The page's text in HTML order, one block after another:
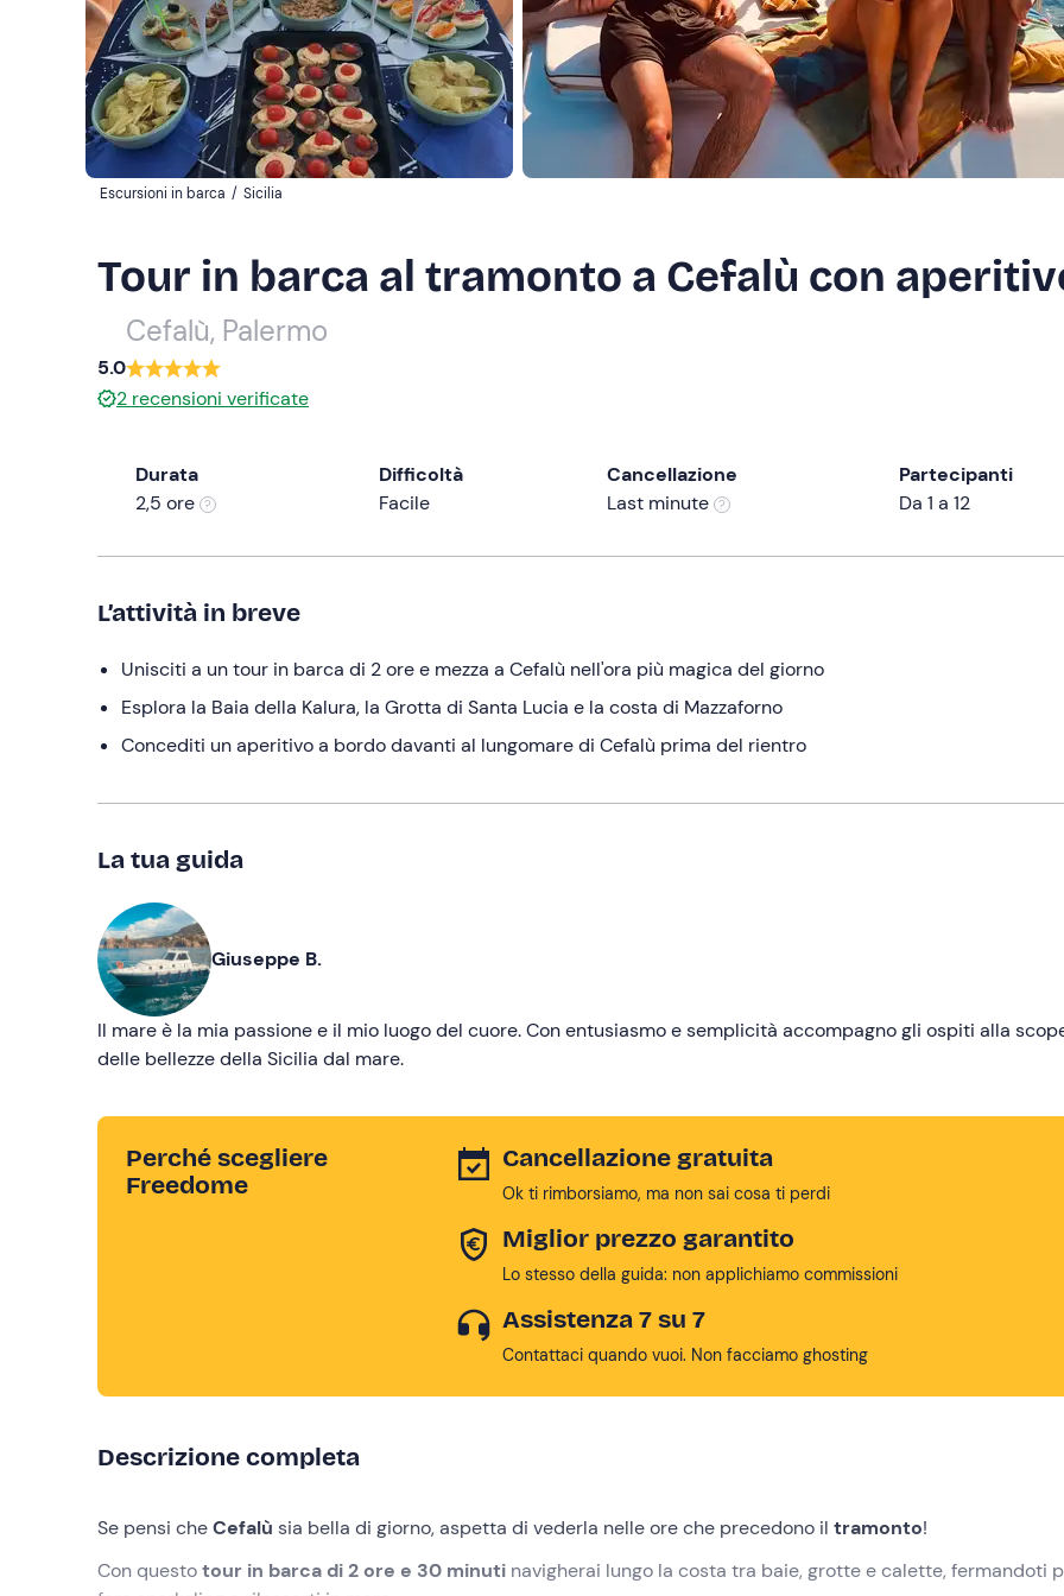
Escursioni in barca / Sicilia
Tour in barca al tramonto a Cefalù con
Cefalù, Palermo
5.0
2 recensioni verificate
Durata
2,5 ore
Difficoltà
Facile
Cancellazione
Last minute
Partecipanti
Da 1 a 12
L’attività in breve
Unisciti a un tour in barca di 2 ore e mezza a Cefalù nell'ora più magica del giorno
Esplora la Baia della Kalura, la Grotta di Santa Lucia e la costa di Mazzaforno
Concediti un aperitivo a bordo davanti al lungomare di Cefalù prima del rientro
La tua guida
Giuseppe B.
Il mare è la mia passione e il mio luogo del cuore. Con entusiasmo e semplicità accompagno gli ospiti alla
delle bellezze della Sicilia dal mare.
Perché scegliere
Freedome
Cancellazione gratuita
Ok ti rimborsiamo, ma non sai cosa ti perdi
Miglior prezzo garantito
Lo stesso della guida: non applichiamo commissioni
Assistenza 7 su 7
Contattaci quando vuoi. Non facciamo ghosting
Descrizione completa
Se pensi cheCefalù sia bella di giorno, aspetta di vederla nelle ore che precedono il tramonto!
Con questotour in barca di 2 ore e 30 minuti navigherai lungo la costa tra baie, grotte e calette, fermandoti